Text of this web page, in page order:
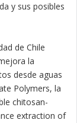
y sus posibles
de Chile
la
desde aguas
Polymers, la
chitosan-
extraction of